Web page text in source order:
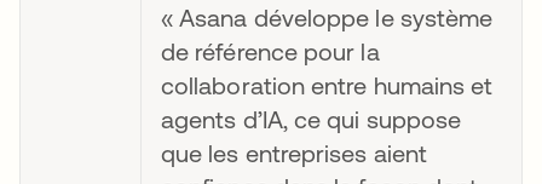
« Asana développe le système
de référence pour la
collaboration entre humains et
agents d’IA, ce qui suppose
que les entreprises aient